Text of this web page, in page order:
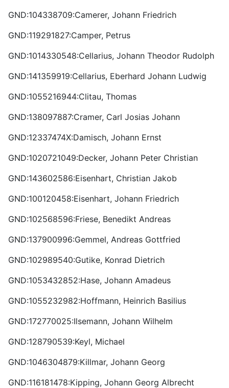
GND:104338709:Camerer, Johann Friedrich
GND:119291827:Camper, Petrus
GND:1014330548:Cellarius, Johann Theodor Rudolph
GND:141359919:Cellarius, Eberhard Johann Ludwig
GND:1055216944:Clitau, Thomas
GND:138097887:Cramer, Carl Josias Johann
GND:12337474X:Damisch, Johann Ernst
GND:1020721049:Decker, Johann Peter Christian
GND:143602586:Eisenhart, Christian Jakob
GND:100120458:Eisenhart, Johann Friedrich
GND:102568596:Friese, Benedikt Andreas
GND:137900996:Gemmel, Andreas Gottfried
GND:102989540:Gutike, Konrad Dietrich
GND:1053432852:Hase, Johann Amadeus
GND:1055232982:Hoffmann, Heinrich Basilius
GND:172770025:Ilsemann, Johann Wilhelm
GND:128790539:Keyl, Michael
GND:1046304879:Killmar, Johann Georg
GND:116181478:Kipping, Johann Georg Albrecht